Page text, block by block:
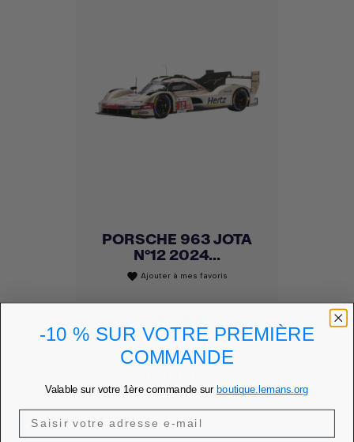
PORSCHE 963 JOTA
N°12 2024...
favorite Ajouter à mes favoris
PRIX MEMBRE 71,96 €
-10 % SUR VOTRE PREMIÈRE
COMMANDE
Valable sur votre 1ère commande sur boutique.lemans.org